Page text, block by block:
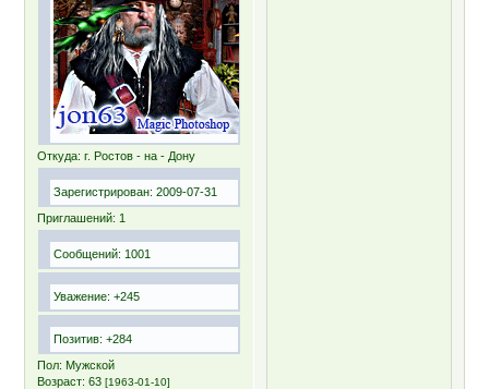
Откуда: г. Ростов - на - Дону
Зарегистрирован: 2009-07-31
Приглашений: 1
Сообщений: 1001
Уважение: +245
Позитив: +284
Пол: Мужской
Возраст: 63[1963-01-10]